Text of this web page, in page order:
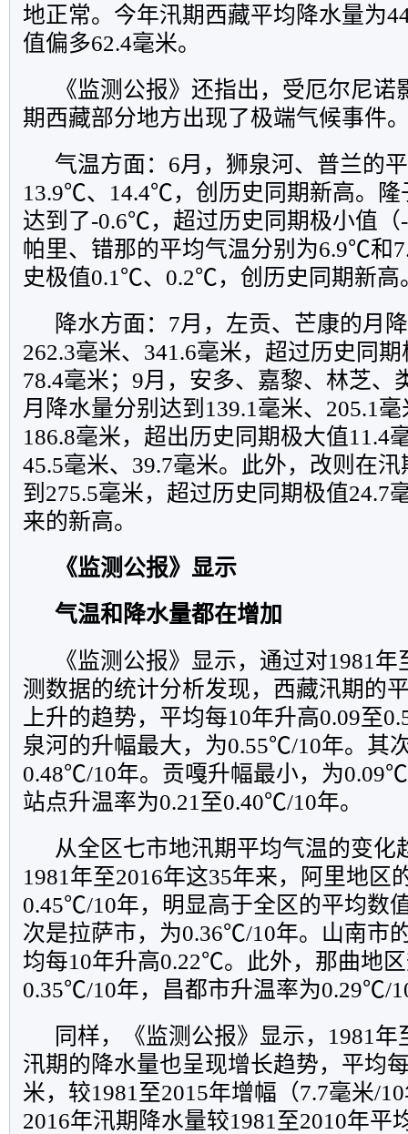
地正常。今年汛期西藏平均降水量为
值偏多62.4毫米。
《监测公报》还指出，受厄尔尼诺
期西藏部分地方出现了极端气候事件
气温方面：6月，狮泉河、普兰的
13.9℃、14.4℃，创历史同期新高。隆
达到了-0.6℃，超过历史同期极小值
帕里、错那的平均气温分别为6.9℃和
史极值0.1℃、0.2℃，创历史同期新高
降水方面：7月，左贡、芒康的月
262.3毫米、341.6毫米，超过历史同
78.4毫米；9月，安多、嘉黎、林芝、
月降水量分别达到139.1毫米、205.1
186.8毫米，超出历史同期极大值11.4
45.5毫米、39.7毫米。此外，改则在
到275.5毫米，超过历史同期极值24.7
来的新高。
《监测公报》显示
气温和降水量都在增加
《监测公报》显示，通过对1981
测数据的统计分析发现，西藏汛期的
上升的趋势，平均每10年升高0.09至
泉河的升幅最大，为0.55℃/10年。其
0.48℃/10年。贡嘎升幅最小，为
站点升温率为0.21至0.40℃/10年。
从全区七市地汛期平均气温的变化
1981年至2016年这35年来，阿里地区
0.45℃/10年，明显高于全区的平均数
次是拉萨市，为0.36℃/10年。山南市
均每10年升高0.22℃。此外，那曲地
0.35℃/10年，昌都市升温率为0.29℃/
同样，《监测公报》显示，1981年
汛期的降水量也呈现增长趋势，平均
米，较1981至2015年增幅（7.7毫米/
2016年汛期降水量较1981至2010年平